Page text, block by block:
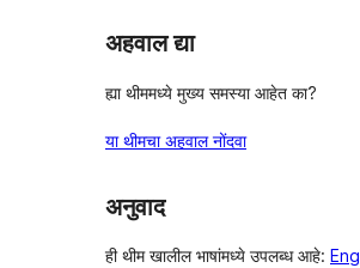
अहवाल द्या
ह्या थीममध्ये मुख्य समस्या आहेत का?
या थीमचा अहवाल नोंदवा
अनुवाद
ही थीम खालील भाषांमध्ये उपलब्ध आहे: